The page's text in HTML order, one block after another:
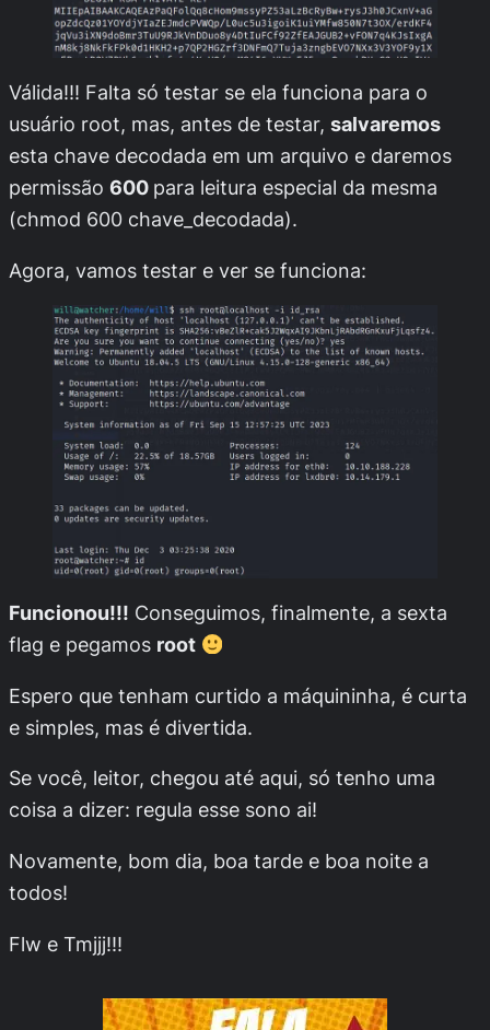
Válida!!! Falta só testar se ela funciona para o
usuário root, mas, antes de testar, salvaremos
esta chave decodada em um arquivo e daremos
permissão 600 para leitura especial da mesma
(chmod 600 chave_decodada).
Agora, vamos testar e ver se funciona:
Funcionou!!! Conseguimos, finalmente, a sexta
flag e pegamos root
Espero que tenham curtido a máquininha, é curta
e simples, mas é divertida.
Se você, leitor, chegou até aqui, só tenho uma
coisa a dizer: regula esse sono ai!
Novamente, bom dia, boa tarde e boa noite a
todos!
Flw e Tmjjj!!!